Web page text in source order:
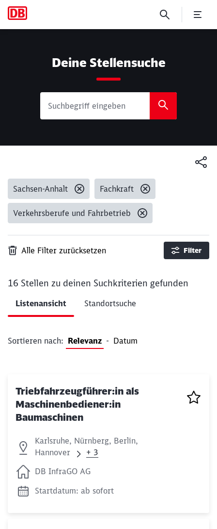
Deine Stellensuche
Gesetzte Filter:
Sachsen-Anhalt Fachkraft
Verkehrsberufe und Fahrbetrieb
16 Stellen zu deinen Suchkriterien gefunden
Alle Filter zurücksetzen Filter
ListenansichtErgebnisse pro Seite 10
Standortsuche
Sortieren nach: Relevanz - Datum
Triebfahrzeugführer:in als
Maschinenbediener:in
Baumaschinen
Karlsruhe, Nürnberg, Berlin,
Hannover
+ 3
DB InfraGO AG
Startdatum: ab sofort